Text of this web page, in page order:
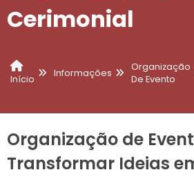
Cerimonial
Início
Informações
Organização
De Evento
Organização de
Transformar Ideias